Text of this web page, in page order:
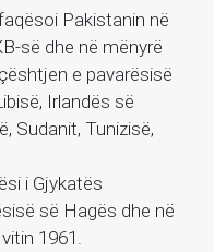
Pakistanin në
së dhe në mënyrë
e pavarësisë
Irlandës së
Sudanit, Tunizisë,
i Gjykatës
së Hagës dhe në
1961.